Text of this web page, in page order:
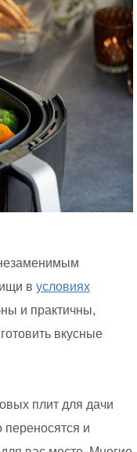
в условиях
и практичны,
вкусные
плит для дачи
переносятся и